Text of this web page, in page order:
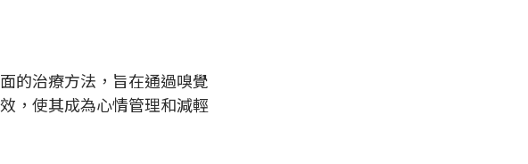
的治療方法，旨在通過嗅覺
，使其成為心情管理和減輕